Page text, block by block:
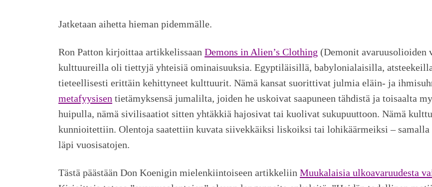
Jatketaan aihetta hieman pidemmälle.
Ron Patton kirjoittaa artikkelissaan Demons in Alien’s Clothing (Demonit avaruusolioiden
kulttuureilla oli tiettyjä yhteisiä ominaisuuksia. Egyptiläisillä, babylonialaisilla,
tieteellisesti erittäin kehittyneet kulttuurit. Nämä kansat suorittivat julmia eläin- ja
metafyysisen tietämyksensä jumalilta, joiden he uskoivat saapuneen tähdistä ja toisaalta
huipulla, nämä sivilisaatiot sitten yhtäkkiä hajosivat tai kuolivat sukupuuttoon. Nämä
kunnioitettiin. Olentoja saatettiin kuvata siivekkäiksi liskoiksi tai lohikäärmeiksi – samalla
läpi vuosisatojen.
Tästä päästään Don Koenigin mielenkiintoiseen artikkeliin Muukalaisia ulkoavaruudesta